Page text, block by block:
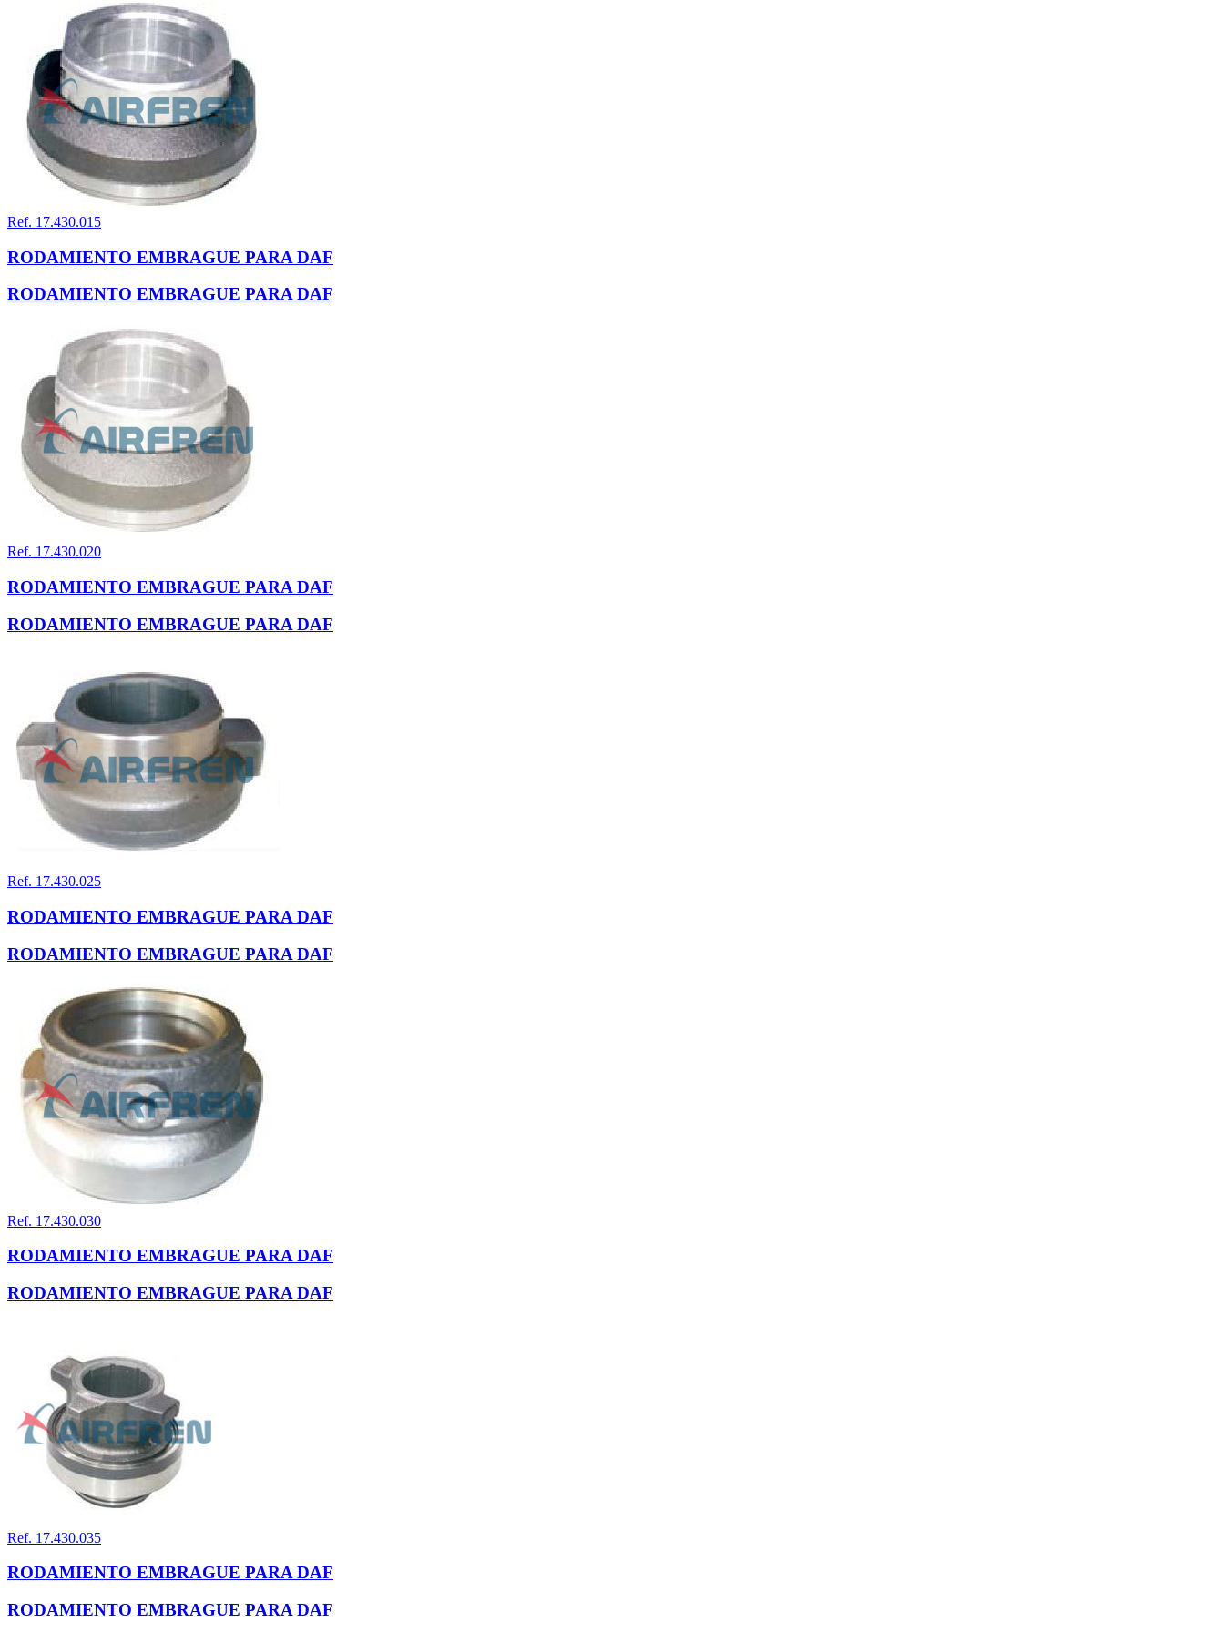
Ref. 17.430.015
RODAMIENTO EMBRAGUE PARA DAF
RODAMIENTO EMBRAGUE PARA DAF
Ref. 17.430.020
RODAMIENTO EMBRAGUE PARA DAF
RODAMIENTO EMBRAGUE PARA DAF
Ref. 17.430.025
RODAMIENTO EMBRAGUE PARA DAF
RODAMIENTO EMBRAGUE PARA DAF
Ref. 17.430.030
RODAMIENTO EMBRAGUE PARA DAF
RODAMIENTO EMBRAGUE PARA DAF
Ref. 17.430.035
RODAMIENTO EMBRAGUE PARA DAF
RODAMIENTO EMBRAGUE PARA DAF